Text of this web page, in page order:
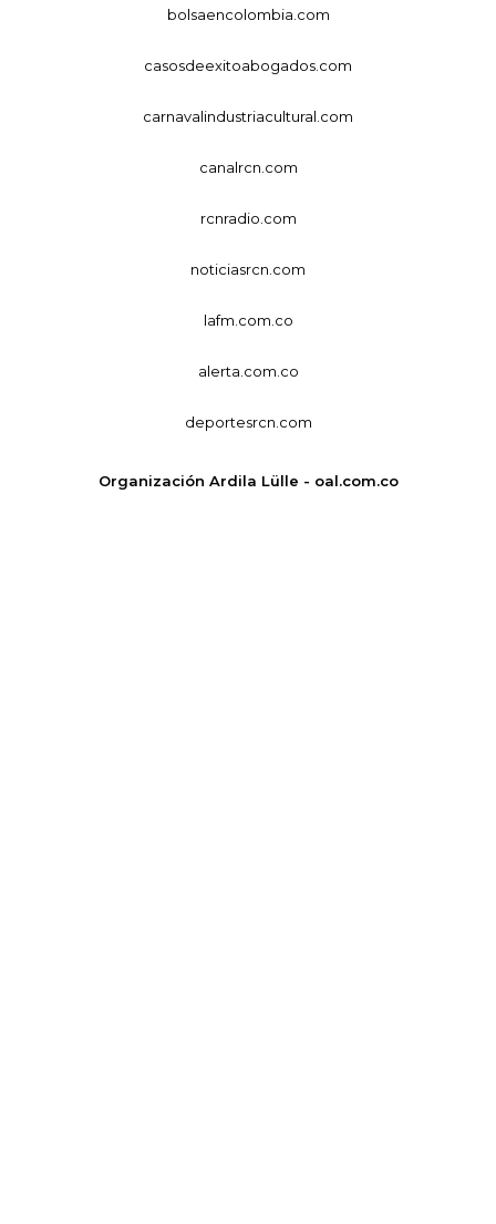
bolsaencolombia.com
casosdeexitoabogados.com
carnavalindustriacultural.com
canalrcn.com
rcnradio.com
noticiasrcn.com
lafm.com.co
alerta.com.co
deportesrcn.com
Organización Ardila Lülle - oal.com.co